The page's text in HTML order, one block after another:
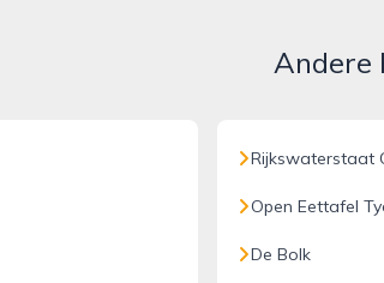
Andere
Rijkswaterstaat
Open Eettafel
De Bolk